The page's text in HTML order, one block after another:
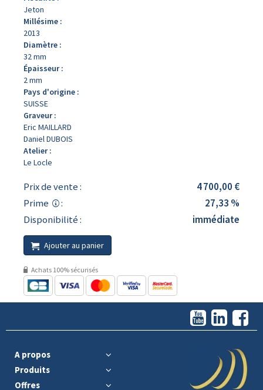
Jeton
Millésime :
2013
Diamètre :
32 mm
Épaisseur :
2 mm
Pays d'origine :
SUISSE
Graveur :
Eric MAILLARD
Daniel DUBOIS
Atelier :
Le Locle
Prix de vente :
4 700,00 €
Prime
:
27,33 %
Disponibilité :
immédiate
Ajouter au panier
Achats 100% sécurisés
A propos
Produits
Offres